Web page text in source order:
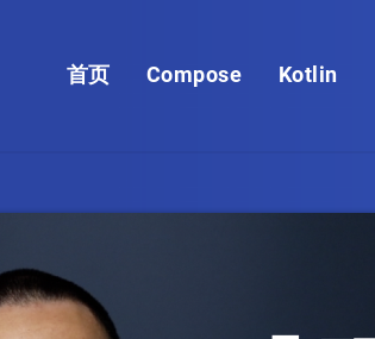
首页 Compose Kotlin